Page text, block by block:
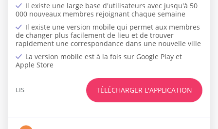
Il existe une large base d'utilisateurs avec jusqu'à 50
000 nouveaux membres rejoignant chaque semaine
Il existe une version mobile qui permet aux membres
de changer plus facilement de lieu et de trouver
rapidement une correspondance dans une nouvelle ville
La version mobile est à la fois sur Google Play et
Apple Store
TÉLÉCHARGER L'APPLICATION
LIS